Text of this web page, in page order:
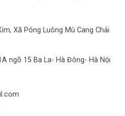
Xã Póng Luông Mù Cang Chải
ngõ 15 Ba La- Hà Đông- Hà Nội